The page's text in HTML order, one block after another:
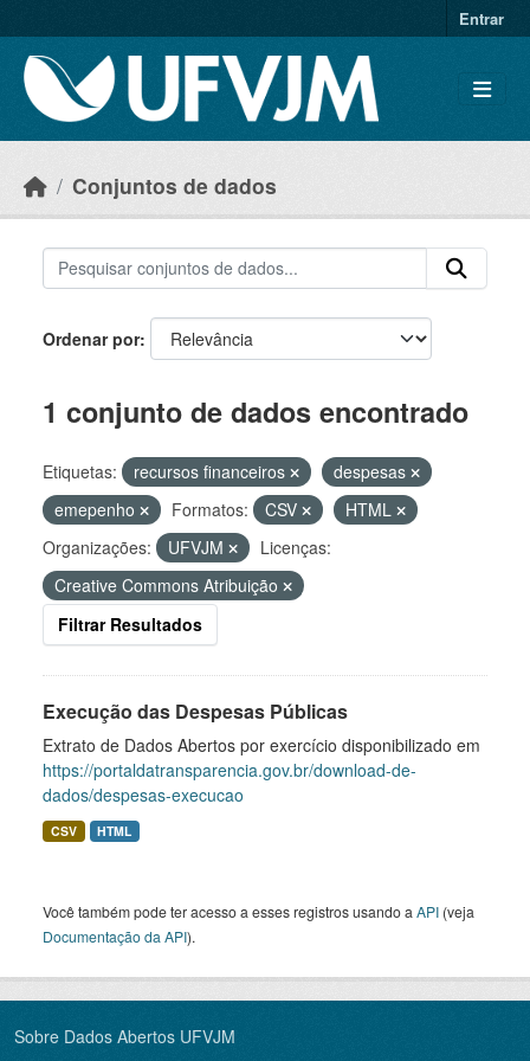
Entrar
Conjuntos de dados
Ordenar por
1 conjunto de dados encontrado
Etiquetas: recursos financeiros
despesas
emepenho
Formatos: CSV
HTML
Organizações:
UFVJM
Licenças:
Creative Commons Atribuição
Filtrar Resultados
Execução das Despesas Públicas
Extrato de Dados Abertos por exercício disponibilizado em
https://portaldatransparencia.gov.br/download-de-
dados/despesas-execucao
CSV HTML
Você também pode ter acesso a esses registros usando a API (veja
Documentação da API).
Sobre Dados Abertos UFVJM